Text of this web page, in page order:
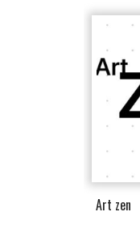
Art zen